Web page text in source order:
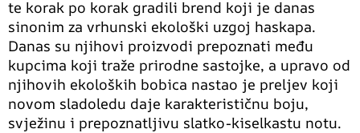
te korak po korak gradili brend koji je danas
sinonim za vrhunski ekološki uzgoj haskapa.
Danas su njihovi proizvodi prepoznati među
kupcima koji traže prirodne sastojke, a upravo od
njihovih ekoloških bobica nastao je preljev koji
novom sladoledu daje karakterističnu boju,
svježinu i prepoznatljivu slatko-kiselkastu notu.